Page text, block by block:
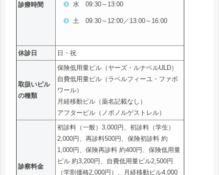
診療時間 水 09:30～13:00
土 09:30～12:00／13:00～16:00
休診日 日・祝
取扱いピル
の種類
保険低用量ピル（ヤーズ・ルナベルULD）
自費低用量ピル（ラベルフィーユ・ファボ
ワール）
月経移動ピル（薬名記載なし）
アフターピル（ノボノルゲストレル）
診察料金
初診料（一般）3,000円、初診料（学生）
2,000円、再診料500円、保険初診料 約
1,000円、保険再診料 約400円、保険低用量
ピル 約3,200円、自費低用量ピル2,500円
（学割価格2,000円）、月経移動ピル4,000